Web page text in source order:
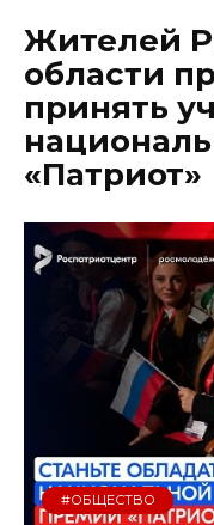
Жителей
области
принять
«Патриот»
#ОБЩЕСТВО